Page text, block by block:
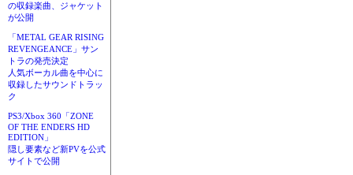
の収録楽曲、ジャケット
が公開
「METAL GEAR RISING
REVENGEANCE」サン
トラの発売決定
人気ボーカル曲を中心に
収録したサウンドトラッ
ク
PS3/Xbox 360「ZONE
OF THE ENDERS HD
EDITION」
隠し要素など新PVを公式
サイトで公開